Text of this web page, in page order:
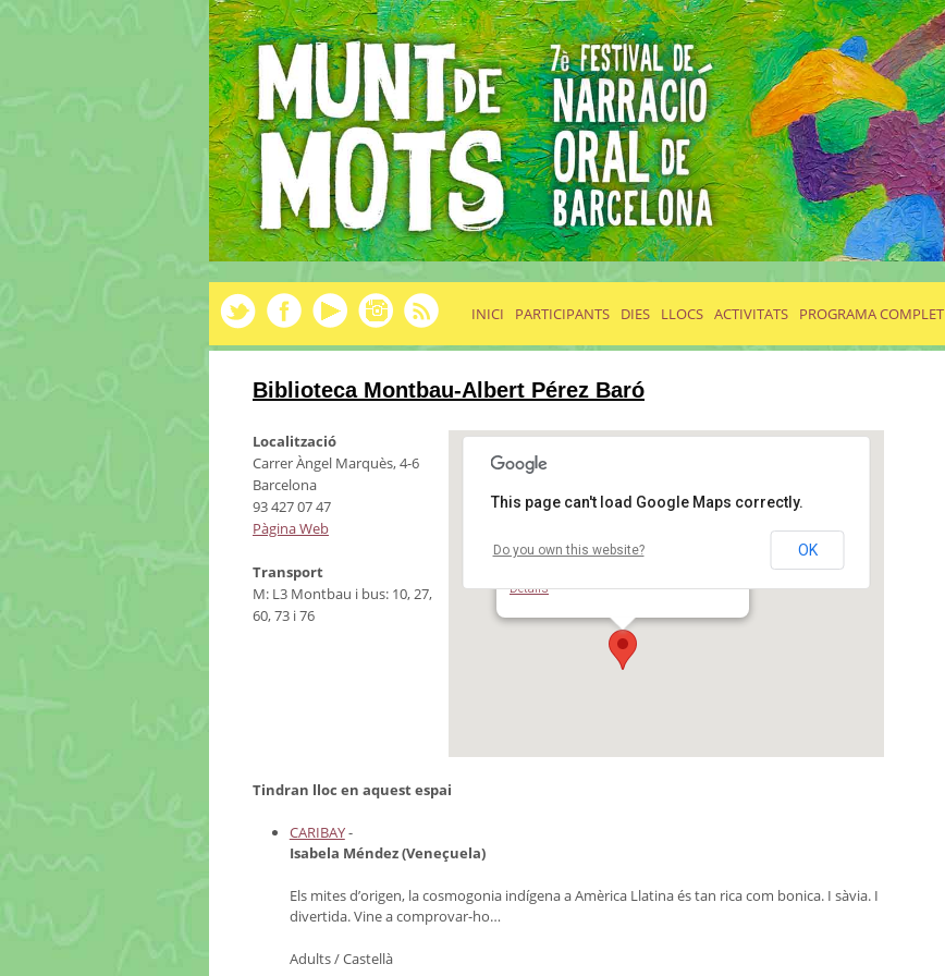
INICI PARTICIPANTS DIES LLOCS ACTIVITATS PROGRAMA COMPLET
Biblioteca Montbau-Albert Pérez Baró
Biblioteca Montbau-Albert Pérez Baró
Details
This page can't load Google Maps correctly.
Do you own this website? OK
Localització
Carrer Àngel Marquès, 4-6
Barcelona
93 427 07 47
Pàgina Web
Transport
M: L3 Montbau i bus: 10, 27,
60, 73 i 76
Tindran lloc en aquest espai
CARIBAY-
Isabela Méndez (Veneçuela)
Els mites d’origen, la cosmogonia indígena a Amèrica Llatina és tan rica com bonica. I sàvia. I
divertida. Vine a comprovar-ho…
Adults / Castellà